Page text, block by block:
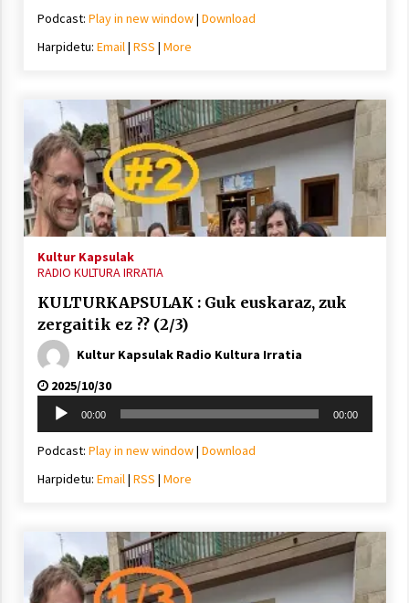
2021/07/01
Telebistaren eskutik
Podcast: Play in new window| Download
Harpidetu: Email| RSS | More
Kultur Kapsulak
RADIO KULTURA IRRATIA
KULTURKAPSULAK : Guk euskaraz, zuk
zergaitik ez ?? (2/3)
Kultur Kapsulak Radio Kultura Irratia
2025/10/30
Soinu
erreproduzigailua
00:00 00:00
Podcast: Play in new window| Download
Harpidetu: Email| RSS | More